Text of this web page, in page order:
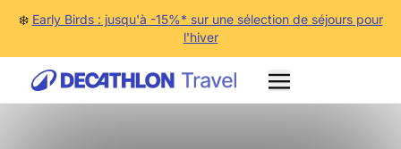
❄️ Early Birds : jusqu'à -15%* sur une sélection de séjours pour
l'hiver